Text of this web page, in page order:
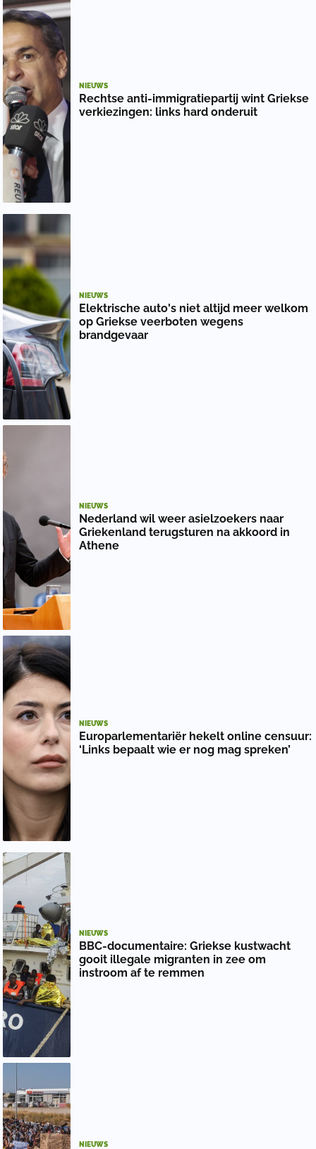
NIEUWS
Rechtse anti-immigratiepartij wint Griekse
verkiezingen: links hard onderuit
NIEUWS
Elektrische auto's niet altijd meer welkom
op Griekse veerboten wegens
brandgevaar
NIEUWS
Nederland wil weer asielzoekers naar
Griekenland terugsturen na akkoord in
Athene
NIEUWS
Europarlementariër hekelt online censuur:
‘Links bepaalt wie er nog mag spreken’
NIEUWS
BBC-documentaire: Griekse kustwacht
gooit illegale migranten in zee om
instroom af te remmen
NIEUWS